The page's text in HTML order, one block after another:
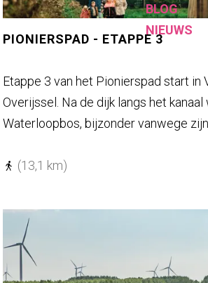
BLOG
NIEUWS
L
a
r
z
e
p
PIONIERSPAD - ETAPPE 3
P
i
o
r
p
a
Etappe 3 van het Pionierspad start in
Overijssel. Na de dijk langs het
Waterloopbos, bijzonder vanwege zijn
(13,1 km)